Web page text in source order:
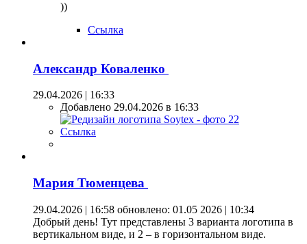
))
Ссылка
Александр Коваленко
29.04.2026 | 16:33
Добавлено 29.04.2026 в 16:33
Ссылка
Мария Тюменцева
29.04.2026 | 16:58 обновлено: 01.05 2026 | 10:34
Добрый день! Тут представлены 3 варианта логотипа в
вертикальном виде, и 2 – в горизонтальном виде.